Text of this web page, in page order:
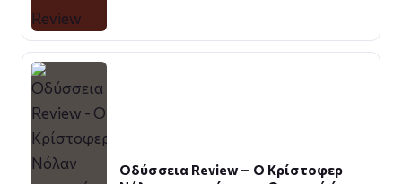
Οδύσσεια Review – Ο Κρίστοφερ